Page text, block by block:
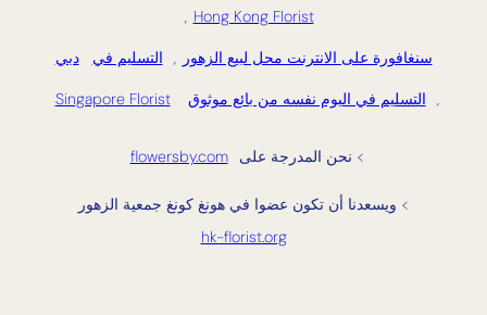
Hong Kong Florist
,
سنغافورة على الانترنت محل لبيع الزهور , التسليم في دبي
, التسليم في اليوم نفسه من بائع موثوق Singapore Florist
> نحن المدرجة على flowersby.com
> ويسعدنا أن تكون عضوا في هونغ كونغ جمعية الزهور
hk-florist.org